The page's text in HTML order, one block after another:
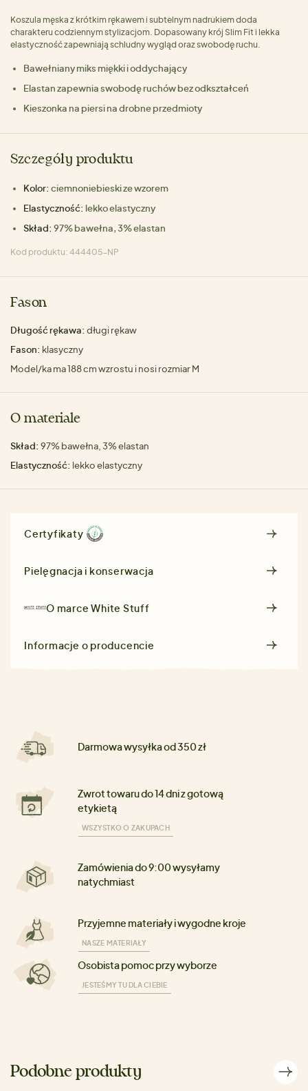
Koszula męska z krótkim rękawem i subtelnym nadrukiem doda
charakteru codziennym stylizacjom. Dopasowany krój Slim Fit i lekka
elastyczność zapewniają schludny wygląd oraz swobodę ruchu.
Bawełniany miks miękki i oddychający
Elastan zapewnia swobodę ruchów bez odkształceń
Kieszonka na piersi na drobne przedmioty
Szczegóły produktu
Kolor: ciemnoniebieski ze wzorem
Elastyczność: lekko elastyczny
Skład: 97% bawełna, 3% elastan
Kod produktu: 444405-NP
Fason
Długość rękawa: długi rękaw
Fason: klasyczny
Model/ka ma 188 cm wzrostu i nosi rozmiar M
O materiale
Skład: 97% bawełna, 3% elastan
Elastyczność: lekko elastyczny
Certyfikaty
Pielęgnacja i konserwacja
O marceWhite Stuff
Informacje o producencie
Darmowa wysyłka od 350 zł
Zwrot towaru do 14 dni z gotową
etykietą
WSZYSTKO O ZAKUPACH
Zamówienia do 9:00 wysyłamy
natychmiast
Przyjemne materiały i wygodne kroje
NASZE MATERIAŁY
Osobista pomoc przy wyborze
JESTEŚMY TU DLA CIEBIE
Podobne produkty